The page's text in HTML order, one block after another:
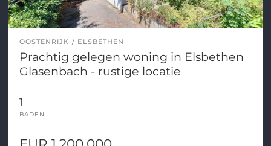
OOSTENRIJK ELSBETHEN
Prachtig gelegen woning in Elsbethen
Glasenbach - rustige locatie
1
BADEN